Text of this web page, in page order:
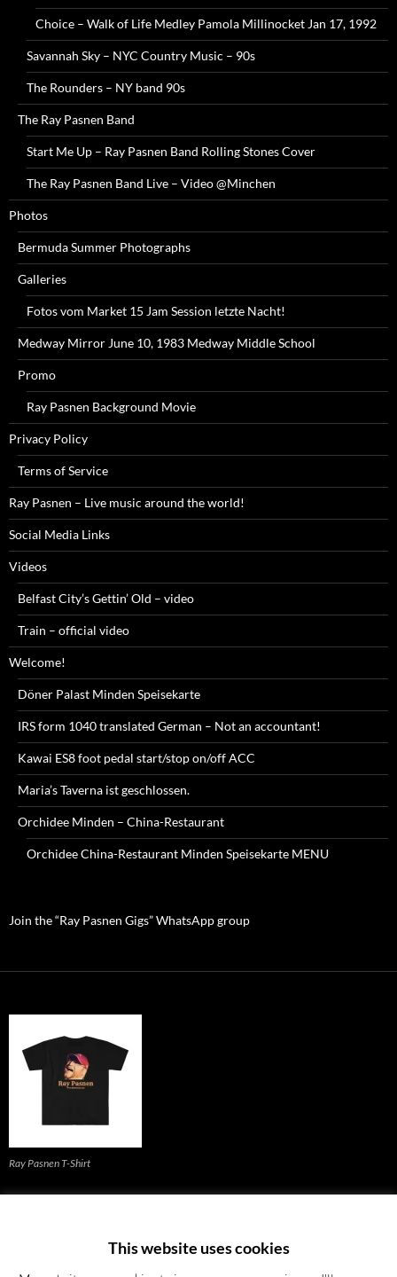
Choice – Walk of Life Medley Pamola Millinocket Jan 17, 1992
Savannah Sky – NYC Country Music – 90s
The Rounders – NY band 90s
The Ray Pasnen Band
Start Me Up – Ray Pasnen Band Rolling Stones Cover
The Ray Pasnen Band Live – Video @Minchen
Photos
Bermuda Summer Photographs
Galleries
Fotos vom Market 15 Jam Session letzte Nacht!
Medway Mirror June 10, 1983 Medway Middle School
Promo
Ray Pasnen Background Movie
Privacy Policy
Terms of Service
Ray Pasnen – Live music around the world!
Social Media Links
Videos
Belfast City’s Gettin’ Old – video
Train – official video
Welcome!
Döner Palast Minden Speisekarte
IRS form 1040 translated German – Not an accountant!
Kawai ES8 foot pedal start/stop on/off ACC
Maria’s Taverna ist geschlossen.
Orchidee Minden – China-Restaurant
Orchidee China-Restaurant Minden Speisekarte MENU
Join the “Ray Pasnen Gigs” WhatsApp group
Ray Pasnen T-Shirt
This website uses cookies